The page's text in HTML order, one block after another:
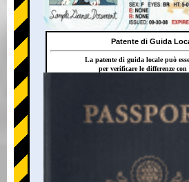
+
Patente di Guida
La patente di guida locale può
per verificare le differenze